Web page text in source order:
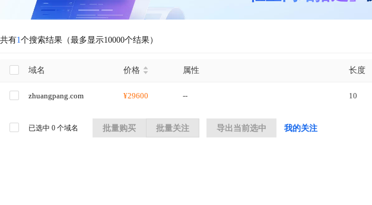
共有1个搜索结果（最多显示10000个结果）
域名 价格 属性 长度
zhuangpang.com ¥29600 -- 10
已选中 0 个域名 批量购买 批量关注 导出当前选中 我的关注